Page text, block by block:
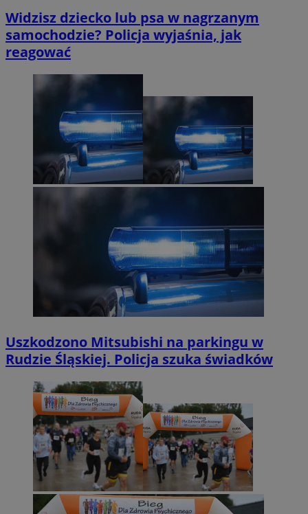
Widzisz dziecko lub psa w nagrzanym
samochodzie? Policja wyjaśnia, jak
reagować
Uszkodzono Mitsubishi na parkingu w
Rudzie Śląskiej. Policja szuka świadków